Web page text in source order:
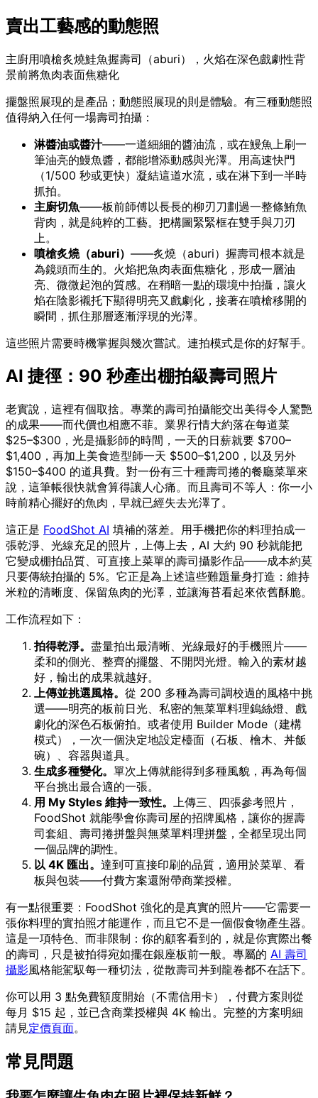
賣出工藝感的動態照
主廚用噴槍炙燒鮭魚握壽司（aburi），火焰在深色戲劇性背
景前將魚肉表面焦糖化
擺盤照展現的是產品；動態照展現的則是體驗。有三種動態照
值得納入任何一場壽司拍攝：
淋醬油或醬汁——一道細細的醬油流，或在鰻魚上刷一
筆油亮的鰻魚醬，都能增添動感與光澤。用高速快門
（1/500 秒或更快）凝結這道水流，或在淋下到一半時
抓拍。
主廚切魚——板前師傅以長長的柳刃刀劃過一整條鮪魚
背肉，就是純粹的工藝。把構圖緊緊框在雙手與刀刃
上。
噴槍炙燒（aburi） ——炙燒（aburi）握壽司根本就是
為鏡頭而生的。火焰把魚肉表面焦糖化，形成一層油
亮、微微起泡的質感。在稍暗一點的環境中拍攝，讓火
焰在陰影襯托下顯得明亮又戲劇化，接著在噴槍移開的
瞬間，抓住那層逐漸浮現的光澤。
這些照片需要時機掌握與幾次嘗試。連拍模式是你的好幫手。
AI 捷徑：90 秒產出棚拍級壽司照片
老實說，這裡有個取捨。專業的壽司拍攝能交出美得令人驚艷
的成果——而代價也相應不菲。業界行情大約落在每道菜
$25–$300，光是攝影師的時間，一天的日薪就要 $700–
$1,400，再加上美食造型師一天 $500–$1,200，以及另外
$150–$400 的道具費。對一份有三十種壽司捲的餐廳菜單來
說，這筆帳很快就會算得讓人心痛。而且壽司不等人：你一小
時前精心擺好的魚肉，早就已經失去光澤了。
這正是 FoodShot AI 填補的落差。用手機把你的料理拍成一
張乾淨、光線充足的照片，上傳上去，AI 大約 90 秒就能把
它變成棚拍品質、可直接上菜單的壽司攝影作品——成本約莫
只要傳統拍攝的 5%。它正是為上述這些難題量身打造：維持
米粒的清晰度、保留魚肉的光澤，並讓海苔看起來依舊酥脆。
工作流程如下：
拍得乾淨。 盡量拍出最清晰、光線最好的手機照片——
柔和的側光、整齊的擺盤、不開閃光燈。輸入的素材越
好，輸出的成果就越好。
上傳並挑選風格。 從 200 多種為壽司調校過的風格中挑
選——明亮的板前日光、私密的無菜單料理鎢絲燈、戲
劇化的深色石板俯拍。或者使用 Builder Mode（建構
模式），一次一個決定地設定檯面（石板、檜木、丼飯
碗）、容器與道具。
生成多種變化。 單次上傳就能得到多種風貌，再為每個
平台挑出最合適的一張。
用 My Styles 維持一致性。 上傳三、四張參考照片，
FoodShot 就能學會你壽司屋的招牌風格，讓你的握壽
司套組、壽司捲拼盤與無菜單料理拼盤，全都呈現出同
一個品牌的調性。
以 4K 匯出。 達到可直接印刷的品質，適用於菜單、看
板與包裝——付費方案還附帶商業授權。
有一點很重要：FoodShot 強化的是真實的照片——它需要一
張你料理的實拍照才能運作，而且它不是一個假食物產生器。
這是一項特色、而非限制：你的顧客看到的，就是你實際出餐
的壽司，只是被拍得宛如擺在銀座板前一般。專屬的 AI 壽司
攝影風格能駕馭每一種切法，從散壽司丼到龍卷都不在話下。
你可以用 3 點免費額度開始（不需信用卡），付費方案則從
每月 $15 起，並已含商業授權與 4K 輸出。完整的方案明細
請見定價頁面。
常見問題